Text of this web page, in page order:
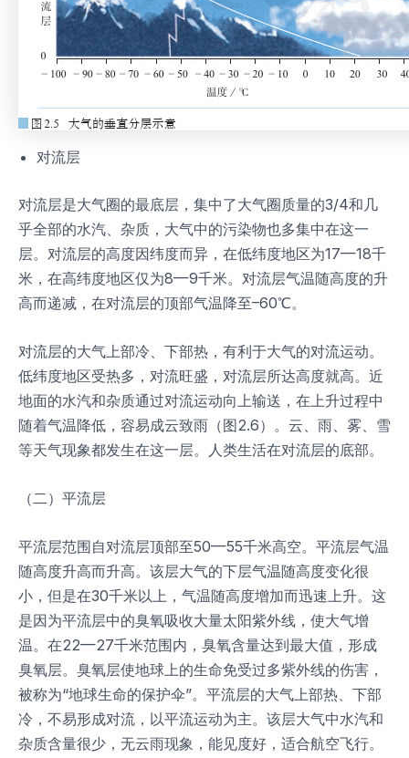
对流层
对流层是大气圈的最底层，集中了大气圈质量的3/4和几
乎全部的水汽、杂质，大气中的污染物也多集中在这一
层。对流层的高度因纬度而异，在低纬度地区为17—18千
米，在高纬度地区仅为8—9千米。对流层气温随高度的升
高而递减，在对流层的顶部气温降至–60℃。
对流层的大气上部冷、下部热，有利于大气的对流运动。
低纬度地区受热多，对流旺盛，对流层所达高度就高。近
地面的水汽和杂质通过对流运动向上输送，在上升过程中
随着气温降低，容易成云致雨（图2.6）。云、雨、雾、雪
等天气现象都发生在这一层。人类生活在对流层的底部。
（二）平流层
平流层范围自对流层顶部至50—55千米高空。平流层气温
随高度升高而升高。该层大气的下层气温随高度变化很
小，但是在30千米以上，气温随高度增加而迅速上升。这
是因为平流层中的臭氧吸收大量太阳紫外线，使大气增
温。在22—27千米范围内，臭氧含量达到最大值，形成
臭氧层。臭氧层使地球上的生命免受过多紫外线的伤害，
被称为“地球生命的保护伞”。平流层的大气上部热、下部
冷，不易形成对流，以平流运动为主。该层大气中水汽和
杂质含量很少，无云雨现象，能见度好，适合航空飞行。